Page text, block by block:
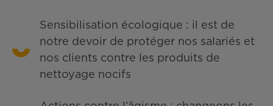
Sensibilisation écologique : il est de
notre devoir de protéger nos salariés et
nos clients contre les produits de
nettoyage nocifs